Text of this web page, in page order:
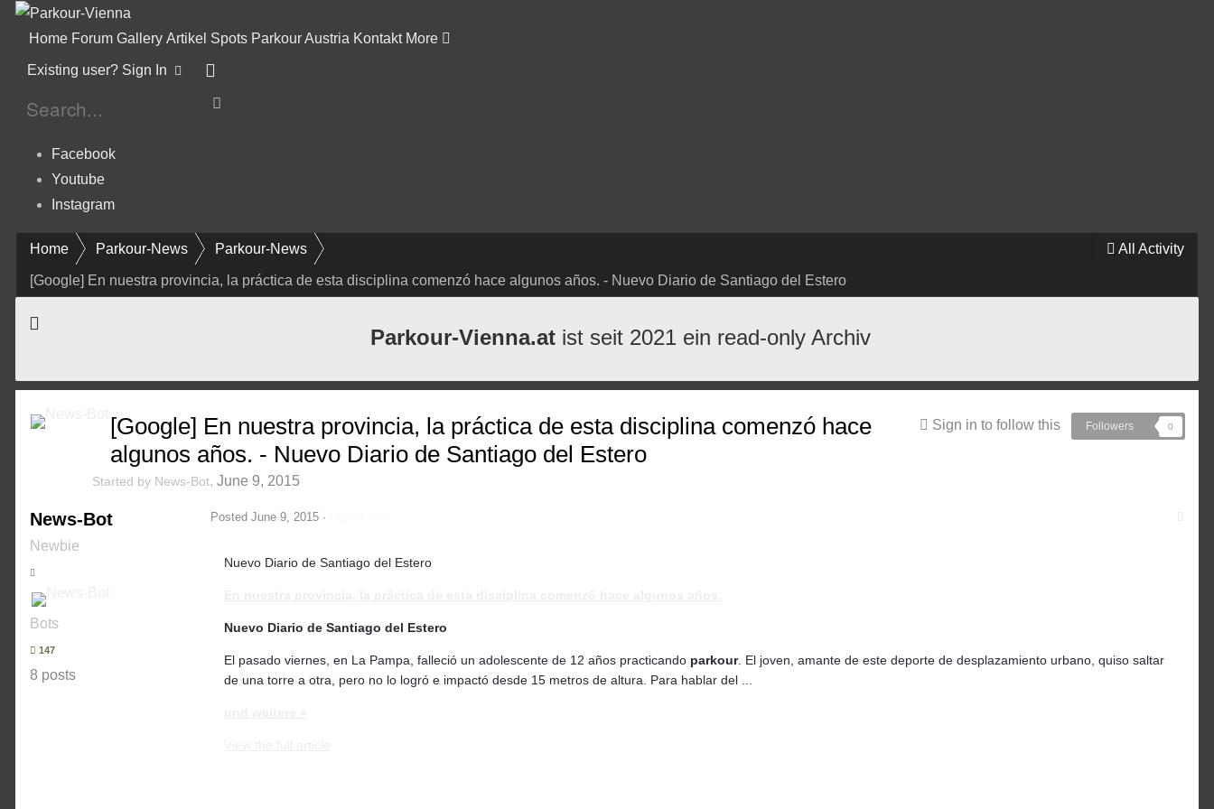
Home Forum Gallery Artikel Spots Parkour Austria Kontakt More
Existing user? Sign In
Facebook
Youtube
Instagram
All Activity
Home Parkour-News Parkour-News
[Google] En nuestra provincia, la práctica de esta disciplina comenzó hace algunos años. - Nuevo Diario de Santiago del Estero
Parkour-Vienna.at ist seit 2021 ein read-only Archiv
Sign in to follow this Followers 0
[Google] En nuestra provincia, la práctica de esta disciplina comenzó hace
algunos años. - Nuevo Diario de Santiago del Estero
Started by News-Bot, June 9, 2015
News-Bot
Newbie
Bots
147
8 posts
Posted June 9, 2015 ·
Nuevo Diario de Santiago del Estero
Nuevo Diario de Santiago del Estero
El pasado viernes, en La Pampa, falleció un adolescente de 12 años practicando parkour. El joven, amante de este deporte de desplazamiento urbano, quiso saltar
de una torre a otra, pero no lo logró e impactó desde 15 metros de altura. Para hablar del ...